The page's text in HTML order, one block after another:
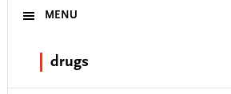
MENU
drugs